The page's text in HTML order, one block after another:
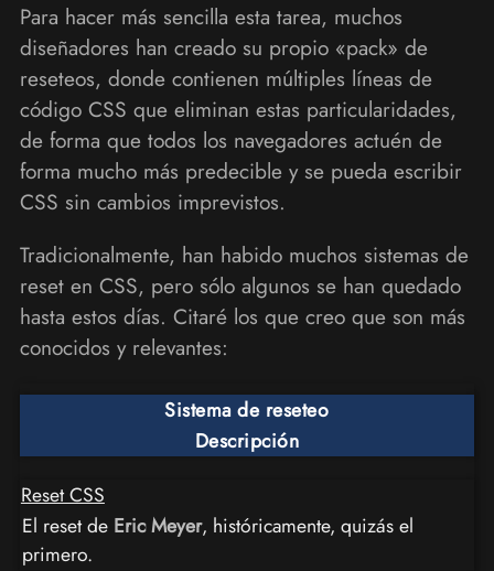
Para hacer más sencilla esta tarea, muchos
diseñadores han creado su propio «pack» de
reseteos, donde contienen múltiples líneas de
código CSS que eliminan estas particularidades,
de forma que todos los navegadores actuén de
forma mucho más predecible y se pueda escribir
CSS sin cambios imprevistos.
Tradicionalmente, han habido muchos sistemas de
reset en CSS, pero sólo algunos se han quedado
hasta estos días. Citaré los que creo que son más
conocidos y relevantes:
Sistema de reseteo
Descripción
Reset CSS
El reset de Eric Meyer, históricamente, quizás el
primero.